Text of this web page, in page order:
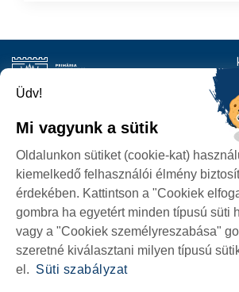
SZEMÉLYES ADATOK
SZATMÁRNÉMETI
POLGÁRMESTERI
P-ȚA 25 OCTOMBRIE, NR. 1 CORP M,
Üdv!
Mi vagyunk a sütik
Oldalunkon sütiket (cookie-kat)
kiemelkedő felhasználói élmény
érdekében. Kattintson a "Cookiek
gombra ha egyetért minden típusú süti
vagy a "Cookiek személyreszabása"
szeretné kiválasztani milyen típusú
el. Süti szabályzat